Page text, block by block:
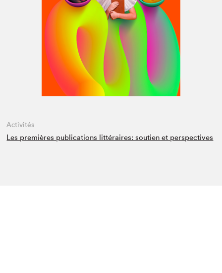
Espace médias
Activités
Les premières publications littéraires: soutien et perspectives